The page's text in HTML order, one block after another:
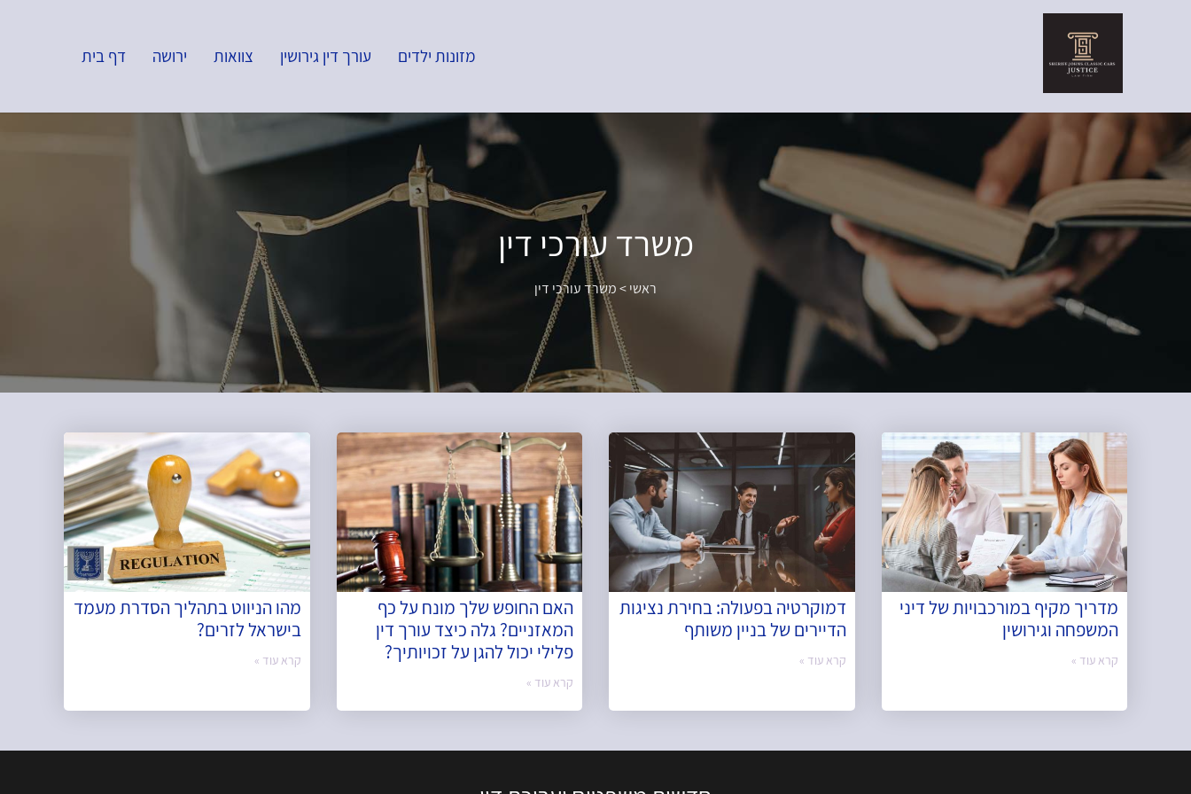
מזונות ילדים עורך דין גירושין צוואות ירושה דף בית
משרד עורכי דין
ראשי>משרד עורכי דין
מדריך מקיף במורכבויות של דיני
המשפחה וגירושין
קרא עוד »
דמוקרטיה בפעולה: בחירת נציגות
הדיירים של בניין משותף
קרא עוד »
האם החופש שלך מונח על כף
המאזניים? גלה כיצד עורך דין
פלילי יכול להגן על זכויותיך?
קרא עוד »
מהו הניווט בתהליך הסדרת מעמד
בישראל לזרים?
קרא עוד »